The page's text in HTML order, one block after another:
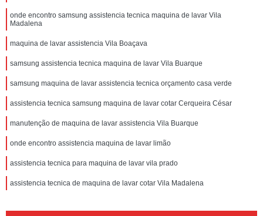
onde encontro samsung assistencia tecnica maquina de lavar Vila
Madalena
maquina de lavar assistencia Vila Boaçava
samsung assistencia tecnica maquina de lavar Vila Buarque
samsung maquina de lavar assistencia tecnica orçamento casa verde
assistencia tecnica samsung maquina de lavar cotar Cerqueira César
manutenção de maquina de lavar assistencia Vila Buarque
onde encontro assistencia maquina de lavar limão
assistencia tecnica para maquina de lavar vila prado
assistencia tecnica de maquina de lavar cotar Vila Madalena